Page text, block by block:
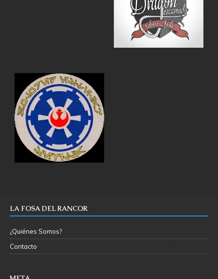
LA FOSA DEL RANCOR
¿Quiénes Somos?
Contacto